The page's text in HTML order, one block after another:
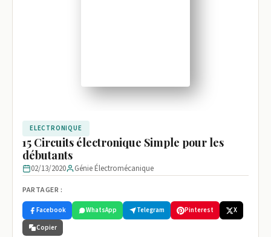
ELECTRONIQUE
15 Circuits électronique Simple pour les
débutants
02/13/2020 Génie Électromécanique
PARTAGER :
Facebook WhatsApp Telegram Pinterest
X
Copier